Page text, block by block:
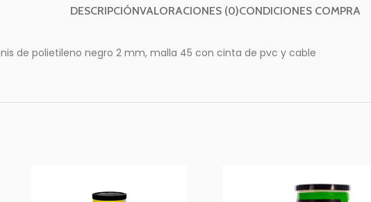
DESCRIPCIÓNVALORACIONES (0)CONDICIONES COMPRA
de polietileno negro 2 mm, malla 45 con cinta de pvc y cable